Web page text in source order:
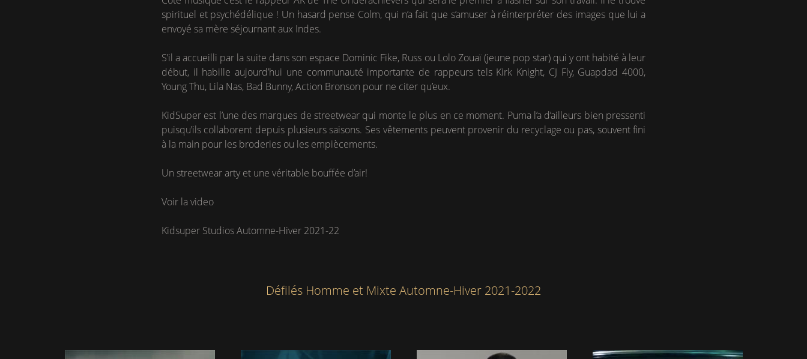
spirituel et psychédélique ! Un hasard pense Colm, qui n’a fait que s’amuser à réinterpréter des images que lui a
envoyé sa mère séjournant aux Indes.
S’il a accueilli par la suite dans son espace Dominic Fike, Russ ou Lolo Zouaï (jeune pop star) qui y ont habité à leur
début, il habille aujourd’hui une communauté importante de rappeurs tels Kirk Knight, CJ Fly, Guapdad 4000,
Young Thu, Lila Nas, Bad Bunny, Action Bronson pour ne citer qu’eux.
KidSuper est l’une des marques de streetwear qui monte le plus en ce moment. Puma l’a d’ailleurs bien pressenti
puisqu’ils collaborent depuis plusieurs saisons. Ses vêtements peuvent provenir du recyclage ou pas, souvent fini
à la main pour les broderies ou les empiècements.
Un streetwear arty et une véritable bouffée d’air!
Voir la video
Kidsuper Studios Automne-Hiver 2021-22
Défilés Homme et Mixte Automne-Hiver 2021-2022